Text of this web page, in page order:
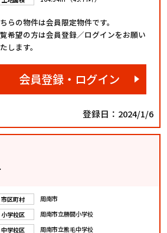
らの物件は会員限定物件です。
希望の方は会員登録／ログインをお願い
します。
会員登録・ログイン
登録日：2024/1/6
市区町村
周南市
小学校区
周南市立勝間小学校
中学校区
周南市立熊毛中学校